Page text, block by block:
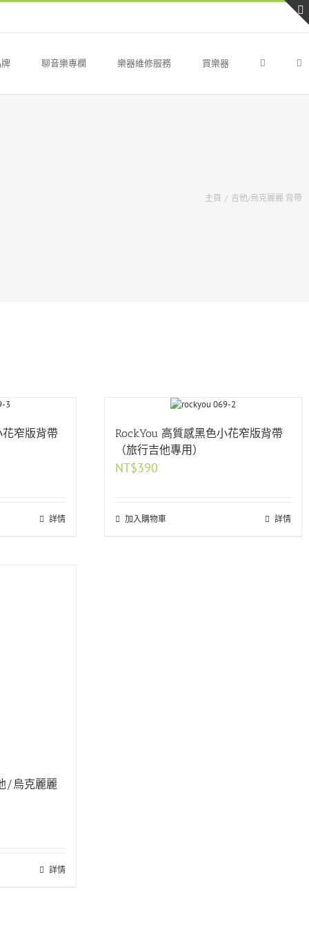
聊音樂專欄 樂器維修服務 買樂器
主頁 / 吉他/烏克麗麗 背帶
窄版背帶
詳情
RockYou 高質感黑色小花窄版背帶
（旅行吉他專用）
NT$390
加入購物車 詳情
/烏克麗麗
詳情